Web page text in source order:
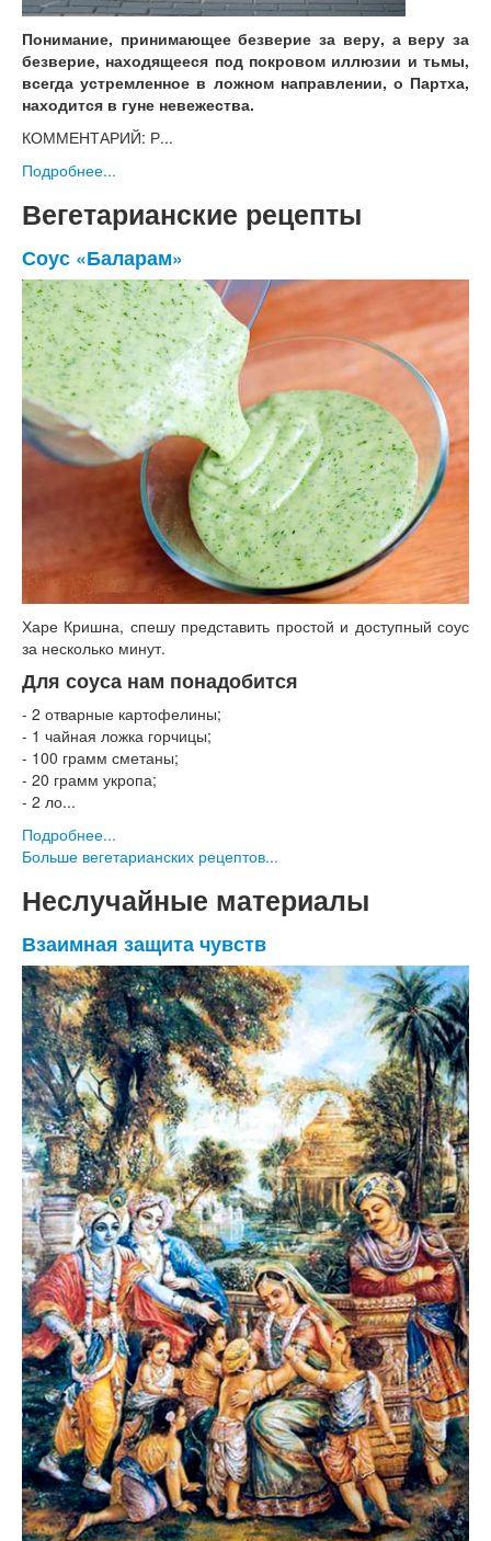
Понимание, принимающее безверие за веру, а веру за
безверие, находящееся под покровом иллюзии и тьмы,
всегда устремленное в ложном направлении, о Партха,
находится в гуне невежества.
КОММЕНТАРИЙ: Р...
Подробнее...
Вегетарианские рецепты
Соус «Баларам»
Харе Кришна, спешу представить простой и доступный соус
за несколько минут.
Для соуса нам понадобится
- 2 отварные картофелины;
- 1 чайная ложка горчицы;
- 100 грамм сметаны;
- 20 грамм укропа;
- 2 ло...
Подробнее...
Больше вегетарианских рецептов...
Неслучайные материалы
Взаимная защита чувств